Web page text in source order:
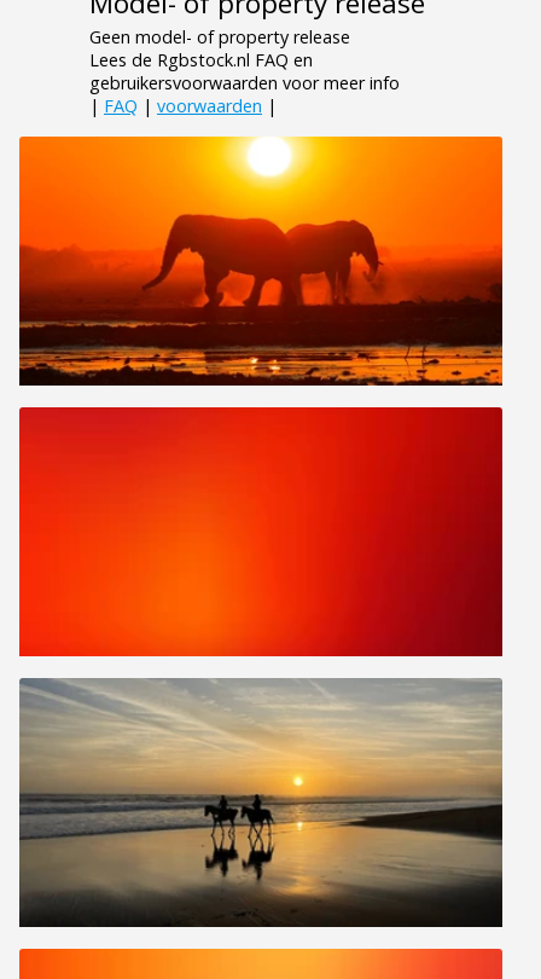
Geen model- of property release
Lees de Rgbstock.nl FAQ en
gebruikersvoorwaarden voor meer info
| FAQ | voorwaarden |